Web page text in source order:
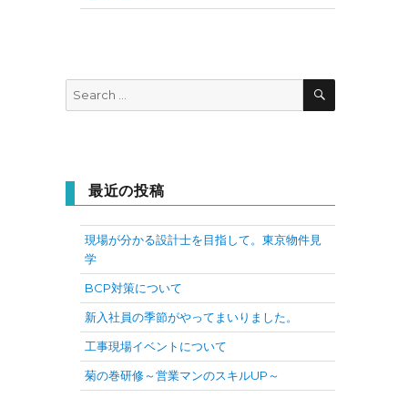
SEARCH
最近の投稿
現場が分かる設計士を目指して。東京物件見
学
BCP対策について
新入社員の季節がやってまいりました。
工事現場イベントについて
菊の巻研修～営業マンのスキルUP～